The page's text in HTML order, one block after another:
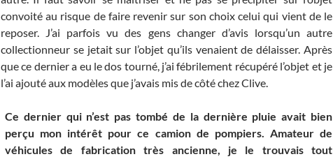
convoité au risque de faire revenir sur son choix celui qui vient de le
reposer. J’ai parfois vu des gens changer d’avis lorsqu’un autre
collectionneur se jetait sur l’objet qu’ils venaient de délaisser. Après
que ce dernier a eu le dos tourné, j’ai fébrilement récupéré l’objet et je
l’ai ajouté aux modèles que j’avais mis de côté chez Clive.
Ce dernier qui n’est pas tombé de la dernière pluie avait bien
perçu mon intérêt pour ce camion de pompiers. Amateur de
véhicules de fabrication très ancienne, je le trouvais tout